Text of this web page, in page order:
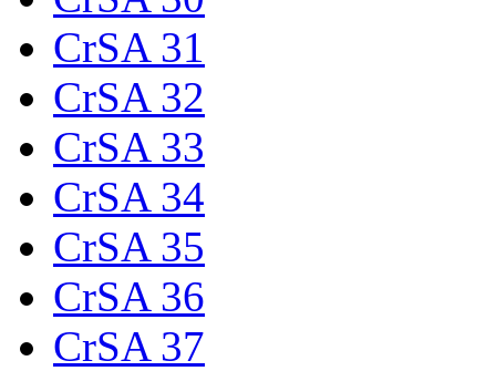
CrSA 31
CrSA 32
CrSA 33
CrSA 34
CrSA 35
CrSA 36
CrSA 37